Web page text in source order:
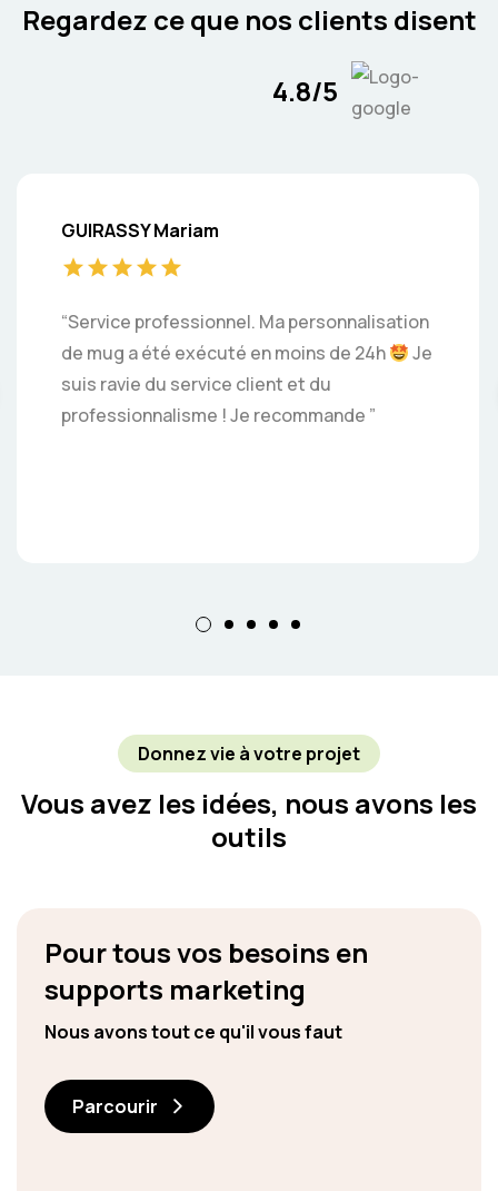
Regardez ce que nos clients disent
4.8/5
GUIRASSY Mariam
“Service professionnel. Ma personnalisation
de mug a été exécuté en moins de 24h
Je
suis ravie du service client et du
professionnalisme ! Je recommande ”
Donnez vie à votre projet
Vous avez les idées, nous avons les
outils
Pour tous vos besoins en
supports marketing
Nous avons tout ce qu'il vous faut
Parcourir